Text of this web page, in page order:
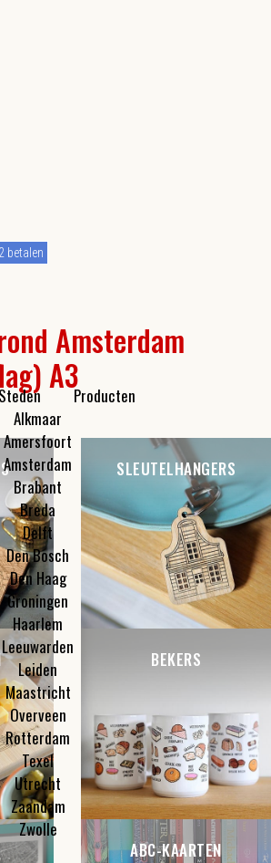
Kleine cadeautjes
Flesopeners
Make-up spiegeltjes
Steden
Alkmaar
Amersfoort
Amsterdam
Brabant
Breda
Delft
Den Bosch
Den Haag
Groningen
Haarlem
Leeuwarden
Leiden
Maastricht
Overveen
Rotterdam
Texel
Utrecht
Zaandam
Zwolle
Producten
Amsterdam
A3
betalen
SLEUTELHANGERS
BEKERS
ABC-KAARTEN